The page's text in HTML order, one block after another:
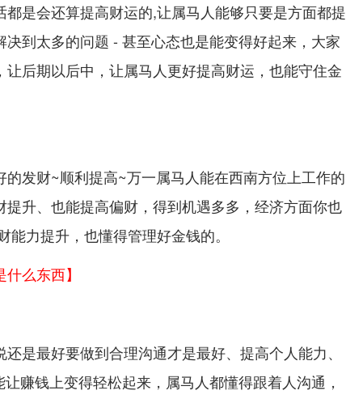
是会还算提高财运的,让属马人能够只要是方面都提
到太多的问题 - 甚至心态也是能变得好起来，大家
后期以后中，让属马人更好提高财运，也能守住金
发财~顺利提高~万一属马人能在西南方位上工作的
升、也能提高偏财，得到机遇多多，经济方面你也
力提升，也懂得管理好金钱的。
么东西】
是最好要做到合理沟通才是最好、提高个人能力、
赚钱上变得轻松起来，属马人都懂得跟着人沟通，